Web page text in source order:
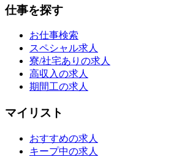
仕事を探す
お仕事検索
スペシャル求人
寮/社宅ありの求人
高収入の求人
期間工の求人
マイリスト
おすすめの求人
キープ中の求人